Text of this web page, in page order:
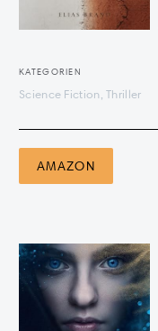
KATEGORIEN
Science Fiction, Thriller
AMAZON